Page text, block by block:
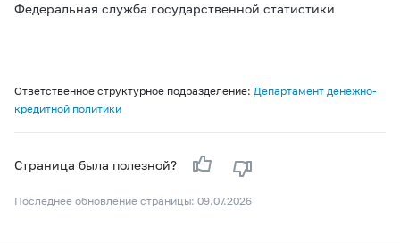
Федеральная служба государственной статистики
Ответственное структурное подразделение: Департамент денежно-
кредитной политики
Страница была полезной?
Последнее обновление страницы: 09.07.2026